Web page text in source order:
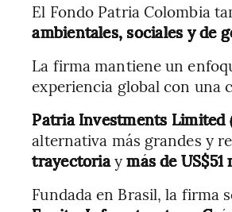
El Fondo Patria Colombia
ambientales, sociales y de
La firma mantiene un
experiencia global con una
Patria Investments Limited
alternativa más grandes y
trayectoriaymás de
Fundada en Brasil, la firma